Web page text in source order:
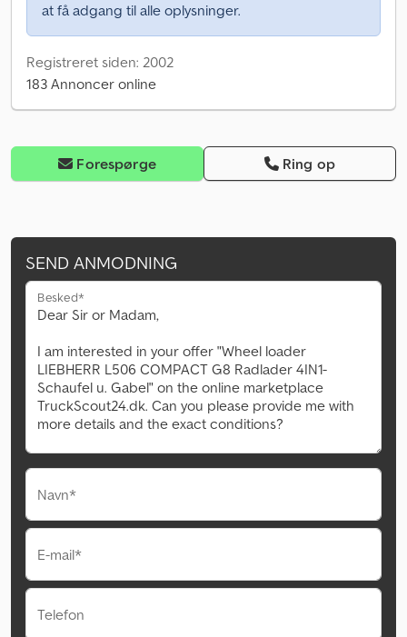
at få adgang til alle oplysninger.
Registreret siden: 2002
183 Annoncer online
Forespørge Ring op
SEND ANMODNING
Besked*
Navn*
E-mail*
Telefon